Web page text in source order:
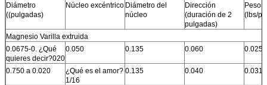
Diámetro
((pulgadas)
Núcleo excéntrico Diámetro del
núcleo
Dirección
(duración de 2
pulgadas)
Peso
(lbs/
Magnesio Varilla extruida
0.0675-0. ¿Qué
quieres decir?020
0.050 0.135 0.060 0.025
0.750 a 0.020
¿Qué es el amor?
1/16
0.135 0.040 0.031